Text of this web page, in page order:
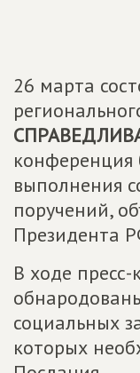
26 марта
конференция
выполнения
поручений,
Президента
В ходе
социальных
которых